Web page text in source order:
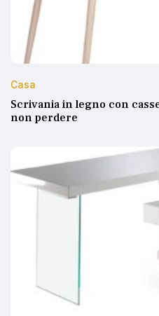
Casa
Scrivania in legno con
non perdere